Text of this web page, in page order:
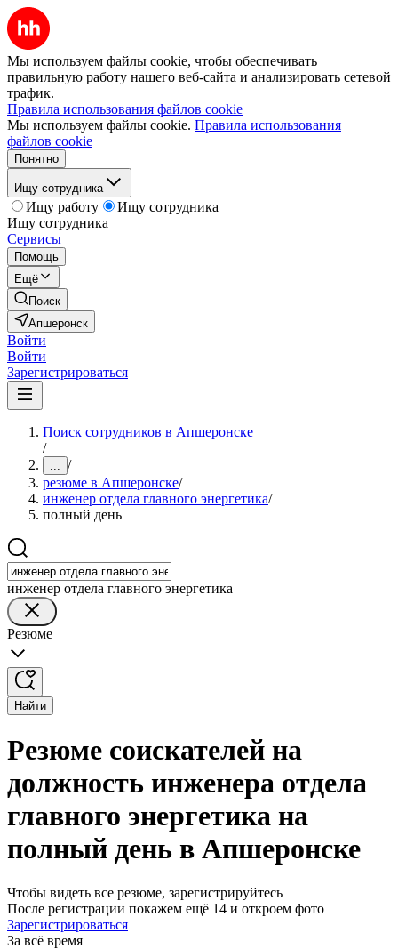
Мы используем файлы cookie, чтобы обеспечивать
правильную работу нашего веб-сайта и анализировать сетевой
трафик.
Правила использования файлов cookie
Мы используем файлы cookie. Правила использования
файлов cookie
Понятно
Ищу сотрудника
Ищу работу
Ищу сотрудника
Ищу сотрудника
Сервисы
Помощь
Ещё
Поиск
Апшеронск
Войти
Войти
Зарегистрироваться
Поиск сотрудников в Апшеронске
/
... /
резюме в Апшеронске/
инженер отдела главного энергетика/
полный день
инженер отдела главного энергетика
Резюме
Найти
Резюме соискателей на
должность инженера отдела
главного энергетика на
полный день в Апшеронске
Чтобы видеть все резюме, зарегистрируйтесь
После регистрации покажем ещё 14 и откроем фото
Зарегистрироваться
За всё время